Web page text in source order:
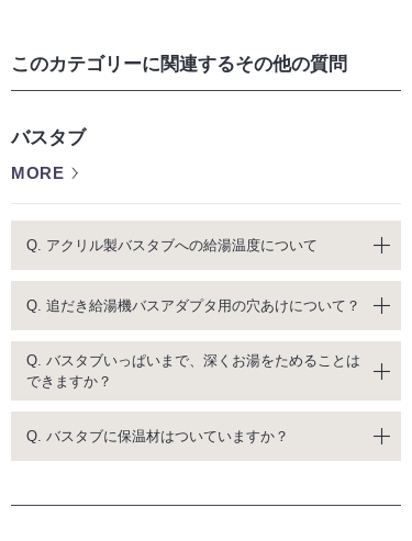
このカテゴリーに関連するその他の質問
バスタブ
MORE
Q. アクリル製バスタブへの給湯温度について
Q. 追だき給湯機バスアダプタ用の穴あけについて？
Q. バスタブいっぱいまで、深くお湯をためることは
できますか？
Q. バスタブに保温材はついていますか？